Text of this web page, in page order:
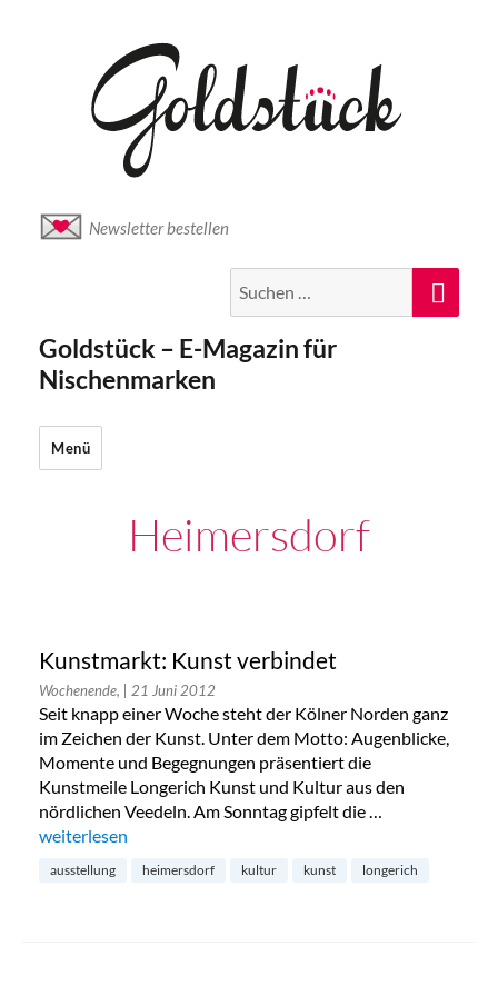
Newsletter bestellen
nach:
Goldstück – E-Magazin für
Nischenmarken
Menü
Heimersdorf
Kunstmarkt: Kunst verbindet
Wochenende, | 21 Juni 2012
Seit knapp einer Woche steht der Kölner Norden ganz
im Zeichen der Kunst. Unter dem Motto: Augenblicke,
Momente und Begegnungen präsentiert die
Kunstmeile Longerich Kunst und Kultur aus den
nördlichen Veedeln. Am Sonntag gipfelt die …
„Kunstmarkt: Kunst verbindet“
weiterlesen
ausstellung heimersdorf kultur kunst longerich